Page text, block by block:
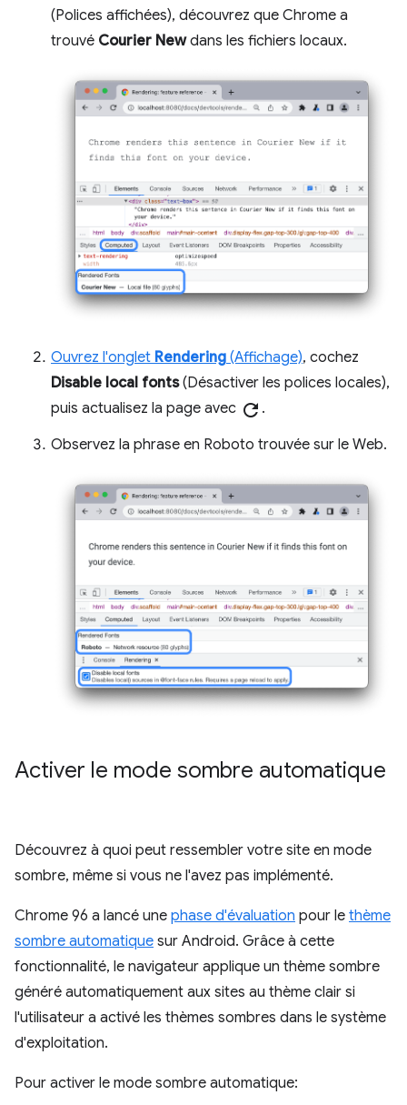
(Polices affichées), découvrez que Chrome a
trouvé Courier Newdans les fichiers locaux.
Ouvrez l'onglet Rendering (Affichage), cochez
Disable local fonts(Désactiver les polices locales),
puis actualisez la page avec refresh .
Observez la phrase en Roboto trouvée sur le Web.
Activer le mode sombre automatique
Découvrez à quoi peut ressembler votre site en mode
sombre, même si vous ne l'avez pas implémenté.
Chrome 96 a lancé une phase d'évaluation pour le thème
sombre automatique sur Android. Grâce à cette
fonctionnalité, le navigateur applique un thème sombre
généré automatiquement aux sites au thème clair si
l'utilisateur a activé les thèmes sombres dans le système
d'exploitation.
Pour activer le mode sombre automatique: